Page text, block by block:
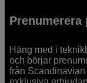
Häng med i
och börjar
från